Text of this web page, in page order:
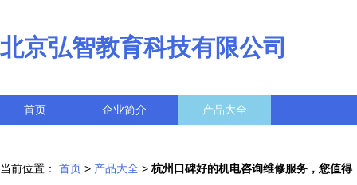
北京弘智教育科技有限公司
首页 企业简介 产品大全
当前位置： 首页 > 产品大全 > 杭州口碑好的机电咨询维修服务，您值得